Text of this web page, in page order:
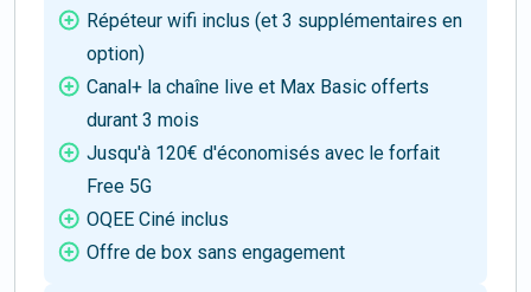
Répéteur wifi inclus (et 3 supplémentaires en
option)
Canal+ la chaîne live et Max Basic offerts
durant 3 mois
Jusqu'à 120€ d'économisés avec le forfait
Free 5G
OQEE Ciné inclus
Offre de box sans engagement